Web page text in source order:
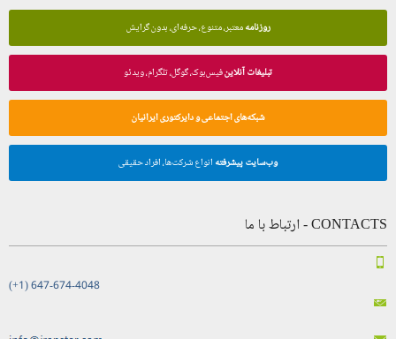
روزنامهمعتبر، متنوع، حرفه‌ای، بدون گرایش
تبلیغات آنلاینفیس‌بوک، گوگل، تلگرام، ویدئو
شبکه‌های اجتماعی و دایرکتوری ایرانیان
وب‌سایت پیشرفته انواع شرکت‌ها، افراد حقیقی
CONTACTS - ارتباط با ما
(+1) 647-674-4048